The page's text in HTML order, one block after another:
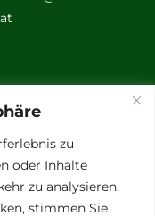
zu
oder Inhalte
zu analysieren.
stimmen Sie